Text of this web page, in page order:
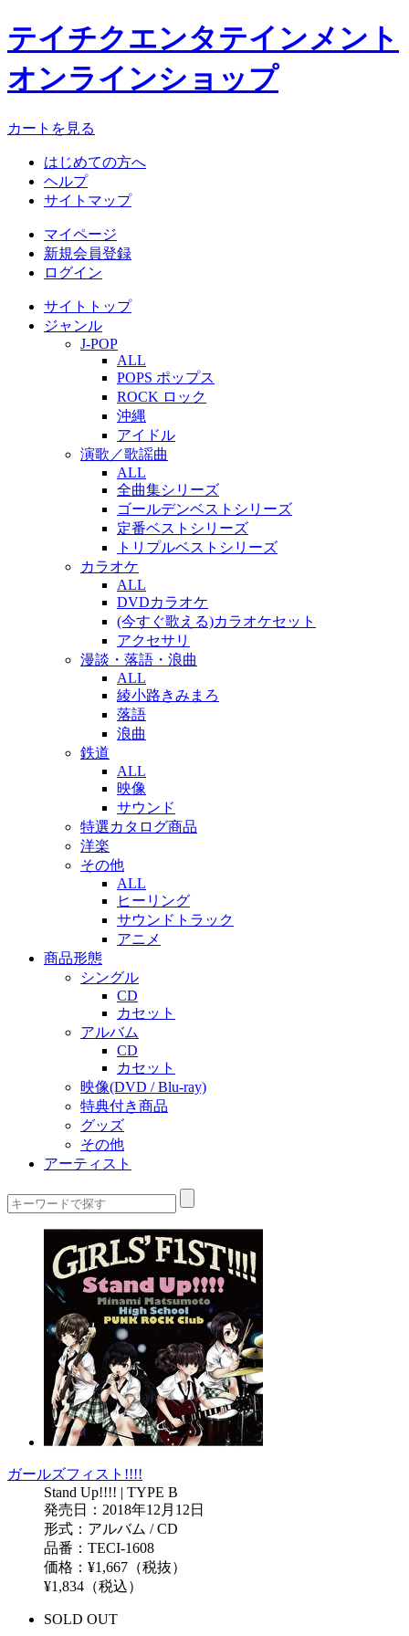
テイチクエンタテインメント
オンラインショップ
カートを見る
はじめての方へ
ヘルプ
サイトマップ
マイページ
新規会員登録
ログイン
サイトトップ
ジャンル
J-POP
ALL
POPS ポップス
ROCK ロック
沖縄
アイドル
演歌／歌謡曲
ALL
全曲集シリーズ
ゴールデンベストシリーズ
定番ベストシリーズ
トリプルベストシリーズ
カラオケ
ALL
DVDカラオケ
(今すぐ歌える)カラオケセット
アクセサリ
漫談・落語・浪曲
ALL
綾小路きみまろ
落語
浪曲
鉄道
ALL
映像
サウンド
特選カタログ商品
洋楽
その他
ALL
ヒーリング
サウンドトラック
アニメ
商品形態
シングル
CD
カセット
アルバム
CD
カセット
映像(DVD / Blu-ray)
特典付き商品
グッズ
その他
アーティスト
ガールズフィスト!!!!
Stand Up!!!! | TYPE B
発売日：2018年12月12日
形式：アルバム / CD
品番：TECI-1608
価格：¥1,667（税抜）
¥1,834（税込）
SOLD OUT